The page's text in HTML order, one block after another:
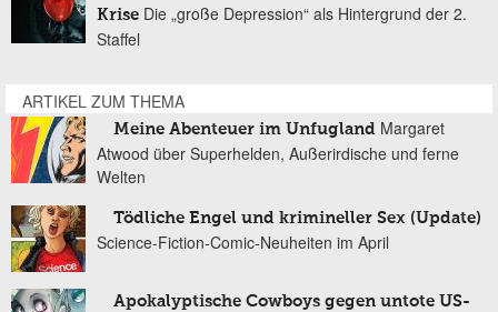
Krise Die „große Depression“ als Hintergrund der 2.
Staffel
ARTIKEL ZUM THEMA
Meine Abenteuer im Unfugland Margaret
Atwood über Superhelden, Außerirdische und ferne
Welten
Tödliche Engel und krimineller Sex (Update)
Science-Fiction-Comic-Neuheiten im April
Apokalyptische Cowboys gegen untote US-